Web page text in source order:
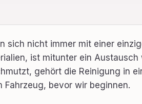
sich nicht immer mit einer
ist mitunter ein Austausch
gehört die Reinigung in
bevor wir beginnen.